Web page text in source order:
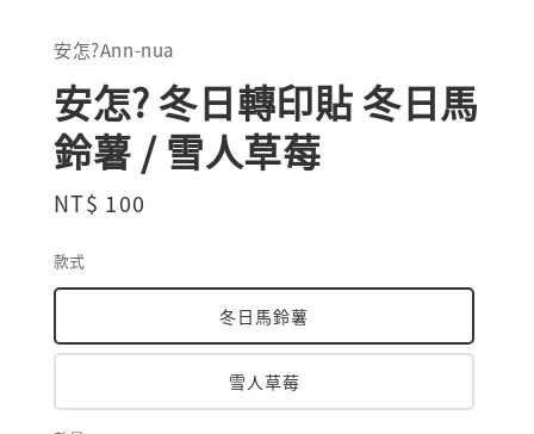
安怎?Ann-nua
安怎? 冬日轉印貼 冬日馬
鈴薯 / 雪人草莓
Regular
NT$ 100
款式
冬日馬鈴薯
雪人草莓